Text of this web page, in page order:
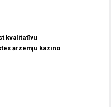
kvalitatīvu
ārzemju kazino